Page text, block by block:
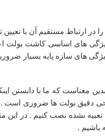
در ارتباط مستقیم آن با
های اساسی کاشت بولت
های سازه پایه بسیار
معناست که ما با دانستن
دقیق بولت ها ضروری است .
نشده نصب کنیم . در این
باشیم .